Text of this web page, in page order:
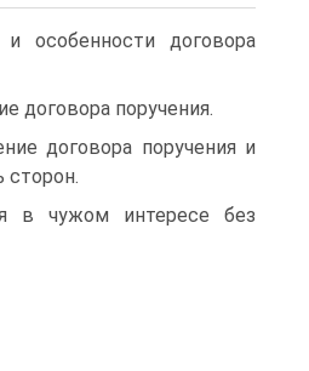
особенности договора
договора поручения.
договора поручения и
сторон.
в чужом интересе без